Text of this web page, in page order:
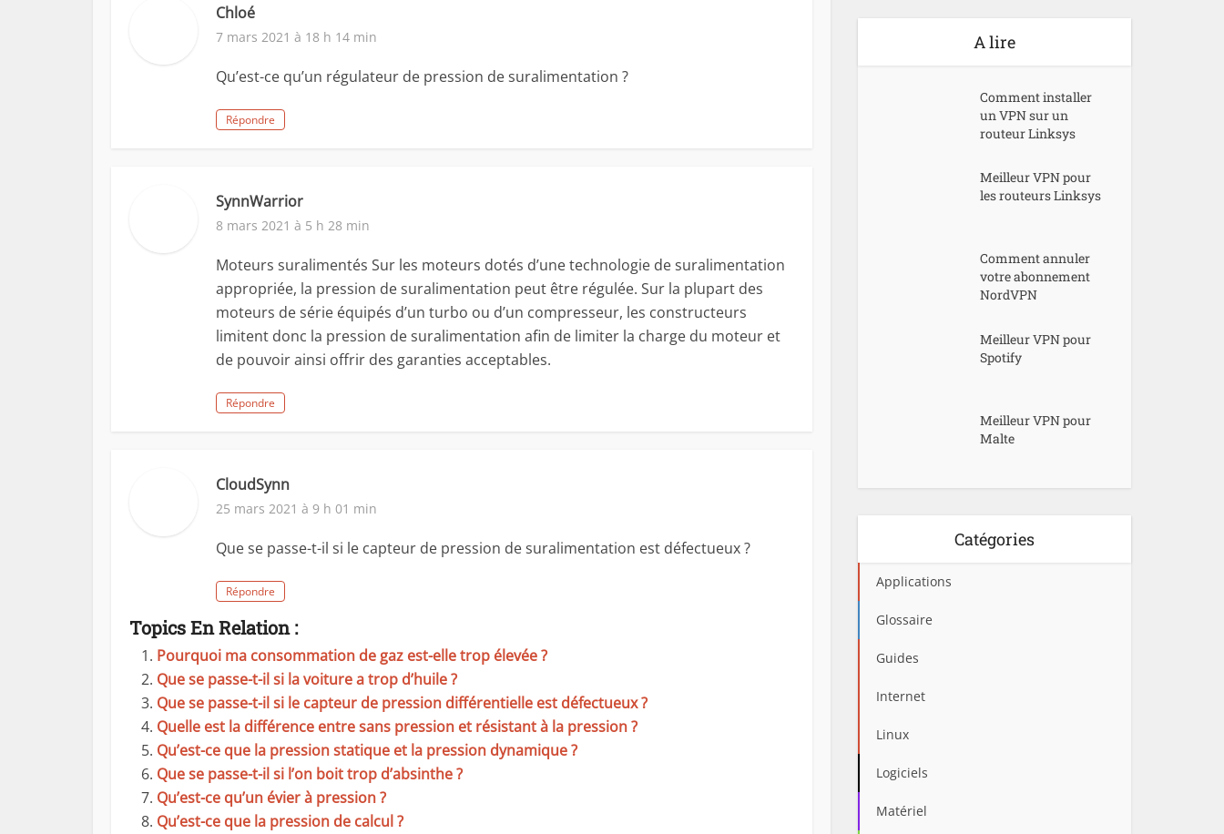
Chloé
7 mars 2021 à 18 h 14 min
Qu’est-ce qu’un régulateur de pression de suralimentation ?
Répondre
SynnWarrior
8 mars 2021 à 5 h 28 min
Moteurs suralimentés Sur les moteurs dotés d’une technologie de suralimentation
appropriée, la pression de suralimentation peut être régulée. Sur la plupart des
moteurs de série équipés d’un turbo ou d’un compresseur, les constructeurs
limitent donc la pression de suralimentation afin de limiter la charge du moteur et
de pouvoir ainsi offrir des garanties acceptables.
Répondre
CloudSynn
25 mars 2021 à 9 h 01 min
Que se passe-t-il si le capteur de pression de suralimentation est défectueux ?
Répondre
Topics En Relation :
Pourquoi ma consommation de gaz est-elle trop élevée ?
Que se passe-t-il si la voiture a trop d’huile ?
Que se passe-t-il si le capteur de pression différentielle est défectueux ?
Quelle est la différence entre sans pression et résistant à la pression ?
Qu’est-ce que la pression statique et la pression dynamique ?
Que se passe-t-il si l’on boit trop d’absinthe ?
Qu’est-ce qu’un évier à pression ?
Qu’est-ce que la pression de calcul ?
A lire
Comment installer
un VPN sur un
routeur Linksys
Meilleur VPN pour
les routeurs Linksys
Comment annuler
votre abonnement
NordVPN
Meilleur VPN pour
Spotify
Meilleur VPN pour
Malte
Catégories
Applications
Glossaire
Guides
Internet
Linux
Logiciels
Matériel